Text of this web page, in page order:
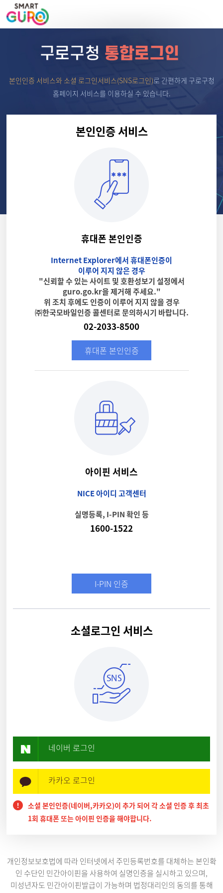
본인인증 서비스와 소셜 로그인서비스(SNS로그인)로 간편하게 구로구청
홈페이지 서비스를 이용하실 수 있습니다.
본인인증 서비스
휴대폰 본인인증
Internet Explorer에서 휴대폰인증이
이루어 지지 않은 경우
"신뢰할 수 있는 사이트 및 호환성보기 설정에서
guro.go.kr을 제거해 주세요."
위 조치 후에도 인증이 이루어 지지 않을 경우
㈜한국모바일인증 콜센터로 문의하시기 바랍니다.
02-2033-8500
휴대폰 본인인증
아이핀 서비스
NICE 아이디 고객센터
실명등록, I-PIN 확인 등
1600-1522
I-PIN 인증
소셜로그인 서비스
네이버 로그인
카카오 로그인
소셜 본인인증(네이버,카카오)이 추가 되어 각 소셜 인증 후 최초
1회 휴대폰 또는 아이핀 인증을 해야합니다.
개인정보보호법에 따라 인터넷에서 주민등록번호를 대체하는 본인확
인 수단인 민간아이핀을 사용하여 실명인증을 실시하고 있으며,
미성년자도 민간아이핀발급이 가능하며 법정대리인의 동의를 통해